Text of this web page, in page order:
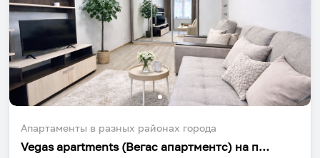
Апартаменты в разных районах города
Vegas apartments (Вегас апартментс) на проспекте Героев Донбасса 7